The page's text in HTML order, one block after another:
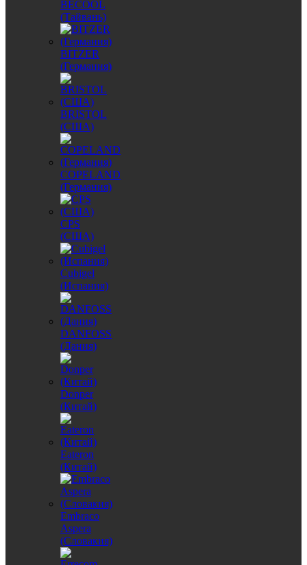
BECOOL
(Тайвань)
BITZER
(Германия)
BRISTOL
(США)
COPELAND
(Германия)
CPS
(США)
Cubigel
(Испания)
DANFOSS
(Дания)
Donper
(Китай)
Eateron
(Китай)
Embraco
Aspera
(Словакия)